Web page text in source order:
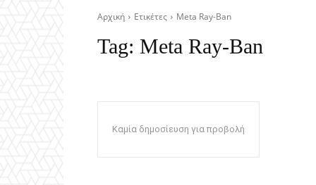
Αρχική Ετικέτες Meta Ray-Ban
Tag: Meta Ray-Ban
Καμία δημοσίευση για προβολή